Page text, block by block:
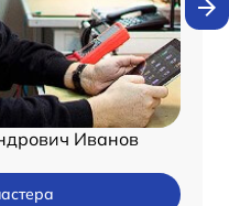
Иванов